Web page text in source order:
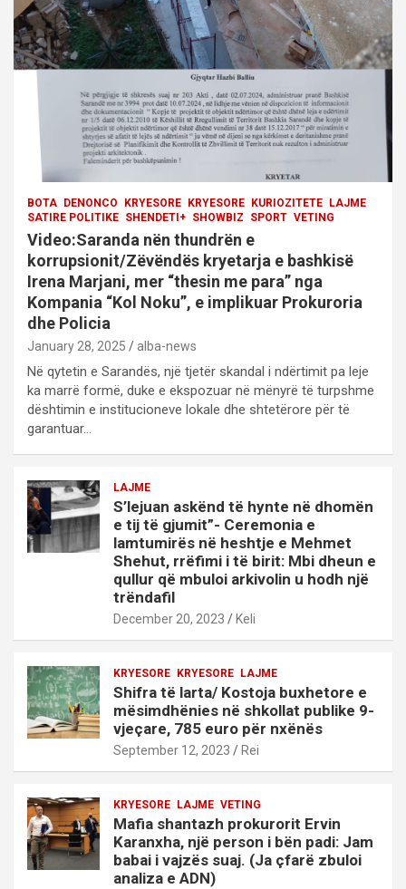
i
o
n
BOTA DENONCO KRYESORE KRYESORE KURIOZITETE
LAJME
SATIRE POLITIKE SHENDETI+ SHOWBIZ SPORT VETING
Video:Saranda nën thundrën e
korrupsionit/Zëvëndës kryetarja e bashkisë
Irena Marjani, mer “thesin me para” nga
Kompania “Kol Noku”, e implikuar Prokuroria
dhe Policia
January 28, 2025 alba-news
Në qytetin e Sarandës, një tjetër skandal i ndërtimit pa leje
ka marrë formë, duke e ekspozuar në mënyrë të turpshme
dështimin e institucioneve lokale dhe shtetërore për të
garantuar…
LAJME
S’lejuan askënd të hynte në dhomën
e tij të gjumit”- Ceremonia e
lamtumirës në heshtje e Mehmet
Shehut, rrëfimi i të birit: Mbi dheun e
qullur që mbuloi arkivolin u hodh një
trëndafil
December 20, 2023 Keli
KRYESORE KRYESORE LAJME
Shifra të larta/ Kostoja buxhetore e
mësimdhënies në shkollat publike 9-
vjeçare, 785 euro për nxënës
September 12, 2023 Rei
KRYESORE LAJME VETING
Mafia shantazh prokurorit Ervin
Karanxha, një person i bën padi: Jam
babai i vajzës suaj. (Ja çfarë zbuloi
analiza e ADN)